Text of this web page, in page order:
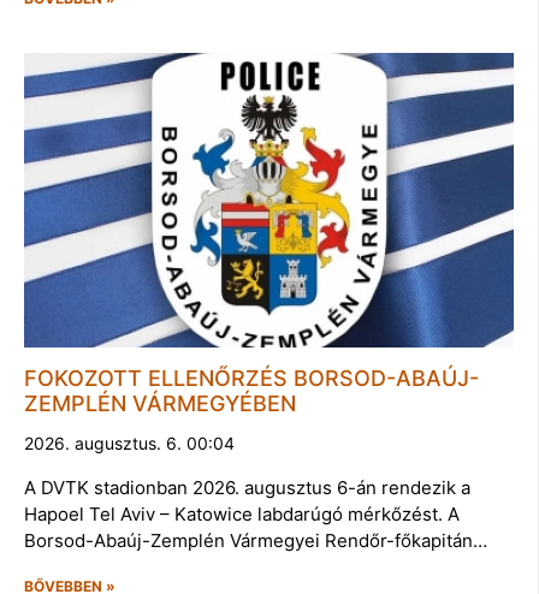
FOKOZOTT ELLENŐRZÉS BORSOD-ABAÚJ-
ZEMPLÉN VÁRMEGYÉBEN
2026. augusztus. 6. 00:04
A DVTK stadionban 2026. augusztus 6-án rendezik a
Hapoel Tel Aviv – Katowice labdarúgó mérkőzést. A
Borsod-Abaúj-Zemplén Vármegyei Rendőr-főkapitán…
BŐVEBBEN »